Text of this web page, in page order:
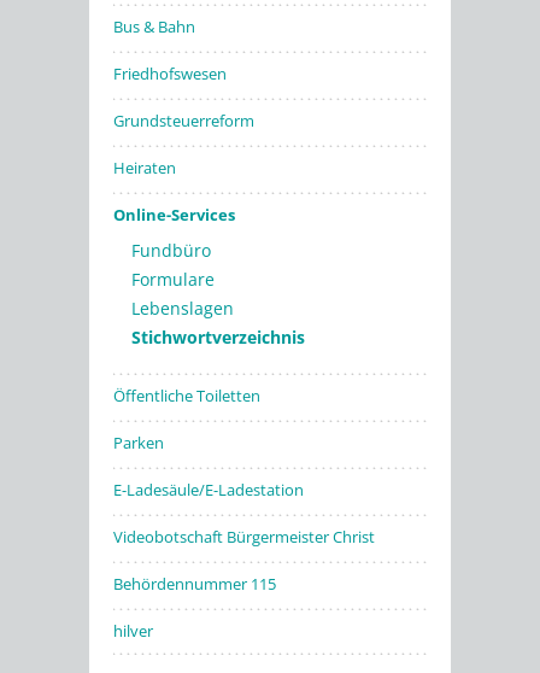
Bus & Bahn
Friedhofswesen
Grundsteuerreform
Heiraten
Online-Services
Fundbüro
Formulare
Lebenslagen
Stichwortverzeichnis
Öffentliche Toiletten
Parken
E-Ladesäule/E-Ladestation
Videobotschaft Bürgermeister Christ
Behördennummer 115
hilver